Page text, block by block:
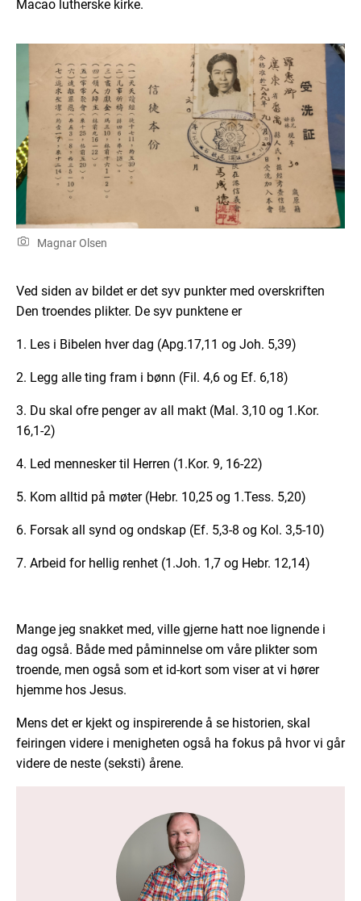
Macao lutherske kirke.
Magnar Olsen
Ved siden av bildet er det syv punkter med overskriften
Den troendes plikter. De syv punktene er
1. Les i Bibelen hver dag (Apg.17,11 og Joh. 5,39)
2. Legg alle ting fram i bønn (Fil. 4,6 og Ef. 6,18)
3. Du skal ofre penger av all makt (Mal. 3,10 og 1.Kor.
16,1-2)
4. Led mennesker til Herren (1.Kor. 9, 16-22)
5. Kom alltid på møter (Hebr. 10,25 og 1.Tess. 5,20)
6. Forsak all synd og ondskap (Ef. 5,3-8 og Kol. 3,5-10)
7. Arbeid for hellig renhet (1.Joh. 1,7 og Hebr. 12,14)
Mange jeg snakket med, ville gjerne hatt noe lignende i
dag også. Både med påminnelse om våre plikter som
troende, men også som et id-kort som viser at vi hører
hjemme hos Jesus.
Mens det er kjekt og inspirerende å se historien, skal
feiringen videre i menigheten også ha fokus på hvor vi går
videre de neste (seksti) årene.